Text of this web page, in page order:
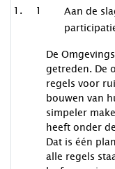
1
Aan de
De
getreden. De
regels voor
bouwen van
simpeler
heeft onder
Dat is één
alle regels